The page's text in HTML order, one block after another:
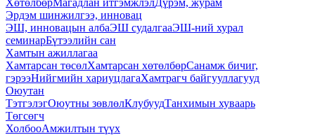
ХөтөлбөрМагадлан итгэмжлэлДүрэм, журам
Эрдэм шинжилгээ, инновац
ЭШ, инновацын албаЭШ судалгааЭШ-ний хурал
семинарБүтээлийн сан
Хамтын ажиллагаа
Хамтарсан төсөлХамтарсан хөтөлбөрСанамж бичиг,
гэрээНийгмийн хариуцлагаХамтрагч байгууллагууд
Оюутан
ТэтгэлэгОюутны зөвлөлКлубуудТанхимын хуваарь
Төгсөгч
ХолбооАмжилтын түүх